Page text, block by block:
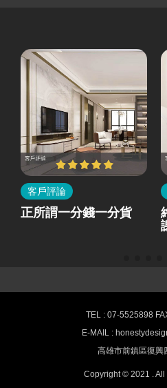
客戶評論
正所謂一分錢一分貨
熊有良心室內設
高雄室內設計,空間
Interior design
TEL : 07-5525898
E-MAIL :
高雄市前鎮區復興
Copyright © 2021 . All